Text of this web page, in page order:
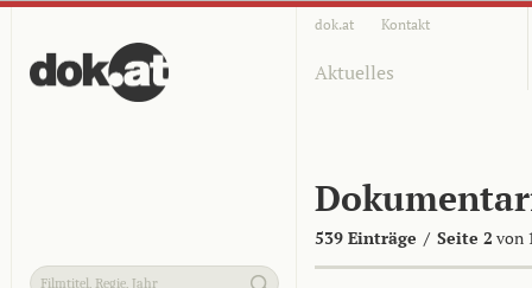
dok.at Kontakt
Aktuelles
539 Einträge / Seite 2 von